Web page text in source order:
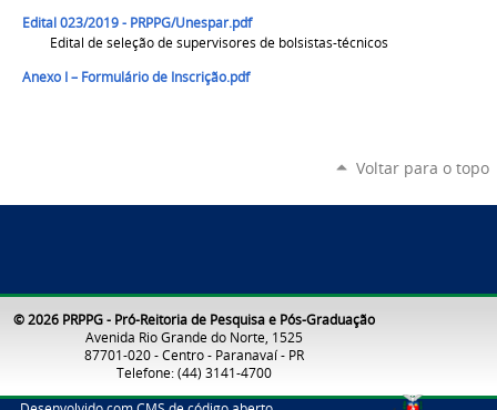
Edital 023/2019 - PRPPG/Unespar.pdf
Edital de seleção de supervisores de bolsistas-técnicos
Anexo I – Formulário de Inscrição.pdf
Voltar para o topo
© 2026 PRPPG - Pró-Reitoria de Pesquisa e Pós-Graduação
Avenida Rio Grande do Norte, 1525
87701-020 - Centro - Paranavaí - PR
Telefone: (44) 3141-4700